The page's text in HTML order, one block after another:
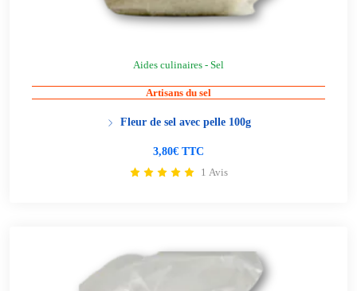
Aides culinaires - Sel
Artisans du sel
Fleur de sel avec pelle 100g
3,80€ TTC
1 Avis